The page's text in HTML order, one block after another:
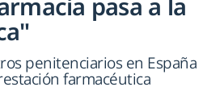
penitenciarios en España
farmacéutica